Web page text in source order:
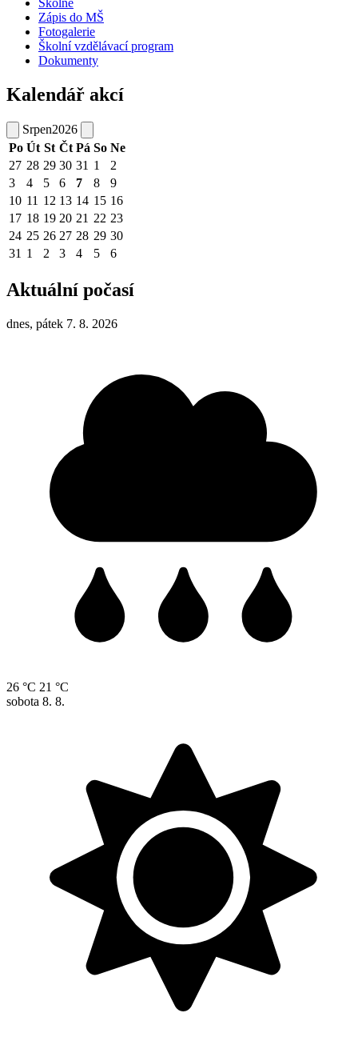
Školné
Zápis do MŠ
Fotogalerie
Školní vzdělávací program
Dokumenty
Kalendář akcí
Srpen2026
Po Út St Čt Pá So Ne
27 28 29 30 31 1
2
3
4 5 6 7 8
9
10 11 12 13 14 15 16
17 18 19 20 21 22 23
24 25 26 27 28 29 30
31 1 2 3 4 5 6
Aktuální počasí
dnes, pátek 7. 8. 2026
26 °C 21 °C
sobota 8. 8.